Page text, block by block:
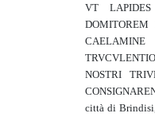
VT
DOMITOREM
NOSTRI
città di